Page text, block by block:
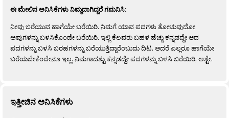
ಈ ಮೇಲಿನ ಅನಿಸಿಕೆಗಳು ನಿಮ್ಮದಾಗಿದ್ದರೆ ಗಮನಿಸಿ:
ನೀವು ಬರೆಯುವ ಹಾಗೆಯೇ ಬರೆಯಿರಿ. ನಿಮಗೆ ಯಾವ ಪದಗಳು ತೋಚುವುದೋ
ಅವುಗಳನ್ನು ಬಳಸಿಕೊಂಡೇ ಬರೆಯಿರಿ. ಇಲ್ಲಿ ಕೆಲವರು ಬಹಳ ಹೆಚ್ಚು ಕನ್ನಡದ್ದೇ ಆದ
ಪದಗಳನ್ನು ಬಳಸಿ ಬರಹಗಳನ್ನು ಬರೆಯುತ್ತಿದ್ದಾರೆಂಬುದು ದಿಟ. ಆದರೆ ಎಲ್ಲರೂ ಹಾಗೆಯೇ
ಬರೆಯಬೇಕೆಂದೇನೂ ಇಲ್ಲ. ನಿಮಗಾದಶ್ಟು ಕನ್ನಡದ್ದೇ ಪದಗಳನ್ನು ಬಳಸಿ ಬರೆಯಿರಿ, ಅಶ್ಟೇ.
ಇತ್ತೀಚಿನ ಅನಿಸಿಕೆಗಳು